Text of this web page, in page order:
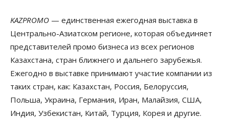
KAZPROMO — единственная ежегодная выставка в
Центрально-Азиатском регионе, которая объединяет
представителей промо бизнеса из всех регионов
Казахстана, стран ближнего и дальнего зарубежья.
Ежегодно в выставке принимают участие компании из
таких стран, как: Казахстан, Россия, Белоруссия,
Польша, Украина, Германия, Иран, Малайзия, США,
Индия, Узбекистан, Китай, Турция, Корея и другие.